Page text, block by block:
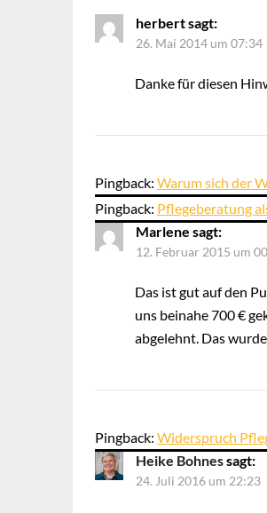
herbertsagt:
26. Mai 2014 um 07:34
Danke für diesen
Pingback: Warum sich der
Pingback: Pflegeberatung
Marlene sagt:
12. Februar 2015 um
Das ist gut auf den
uns beinahe 700 €
abgelehnt. Das
Pingback: Widerspruch
Heike Bohnessagt:
24. Juli 2016 um 22:23